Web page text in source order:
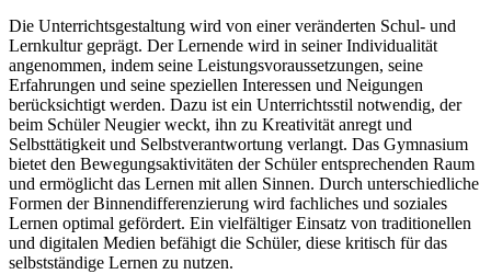
Die Unterrichtsgestaltung wird von einer veränderten Schul- und
Lernkultur geprägt. Der Lernende wird in seiner Individualität
angenommen, indem seine Leistungsvoraussetzungen, seine
Erfahrungen und seine speziellen Interessen und Neigungen
berücksichtigt werden. Dazu ist ein Unterrichtsstil notwendig, der
beim Schüler Neugier weckt, ihn zu Kreativität anregt und
Selbsttätigkeit und Selbstverantwortung verlangt. Das Gymnasium
bietet den Bewegungsaktivitäten der Schüler entsprechenden Raum
und ermöglicht das Lernen mit allen Sinnen. Durch unterschiedliche
Formen der Binnendifferenzierung wird fachliches und soziales
Lernen optimal gefördert. Ein vielfältiger Einsatz von traditionellen
und digitalen Medien befähigt die Schüler, diese kritisch für das
selbstständige Lernen zu nutzen.